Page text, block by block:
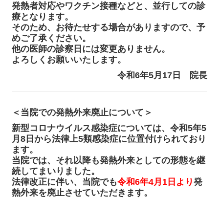
発熱者対応やワクチン接種などと、並行しての診
療となります。
そのため、お待たせする場合がありますので、予
めご了承ください。
他の医師の診察日には変更ありません。
よろしくお願いいたします。
令和6年5月17日 院長
＜当院での発熱外来廃止について＞
新型コロナウイルス感染症については、令和5年5
月8日から法律上5類感染症に位置付けられており
ます。
当院では、それ以降も発熱外来としての形態を継
続してまいりました。
法律改正に伴い、当院でも令和6年4月1日より発
熱外来を廃止させていただきます。